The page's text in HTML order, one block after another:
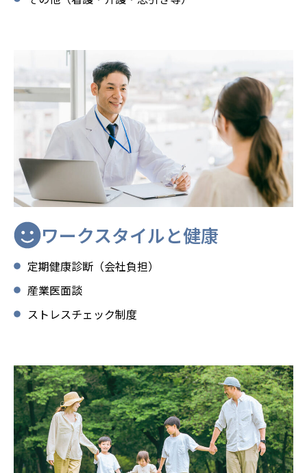
ワークスタイルと健康
定期健康診断（会社負担）
産業医面談
ストレスチェック制度